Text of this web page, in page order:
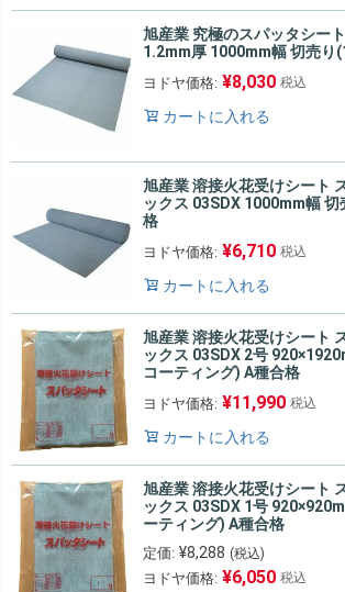
旭産業 究極のスパッタシー
1.2mm厚 1000mm幅 切売り
ヨドヤ価格: ¥8,030 税込
カートに入れる
旭産業 溶接火花受けシート
ックス 03SDX 1000mm幅
格
ヨドヤ価格: ¥6,710 税込
カートに入れる
旭産業 溶接火花受けシート
ックス 03SDX 2号
コーティング) A種合格
ヨドヤ価格: ¥11,990 税込
カートに入れる
旭産業 溶接火花受けシート
ックス 03SDX 1号
ーティング) A種合格
定価: ¥8,288 (税込)
ヨドヤ価格: ¥6,050 税込